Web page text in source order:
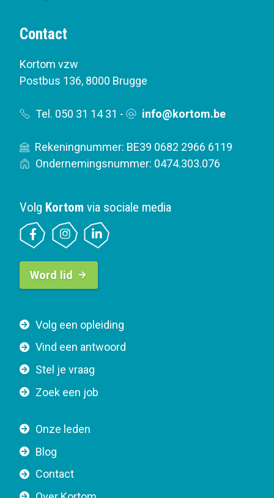
Contact
Kortom vzw
Postbus 136, 8000 Brugge
Tel. 050 31 14 31 - info@kortom.be
Rekeningnummer: BE39 0682 2966 6119
Ondernemingsnummer: 0474.303.076
F
o
t
e
a
v
i
Volg een opleiding
Vind een antwoord
Stel je vraag
Zoek een job
Onze leden
Blog
Contact
Volg Kortom via sociale media
B
t
o
n
a
v
g
t
i
o
Word lid